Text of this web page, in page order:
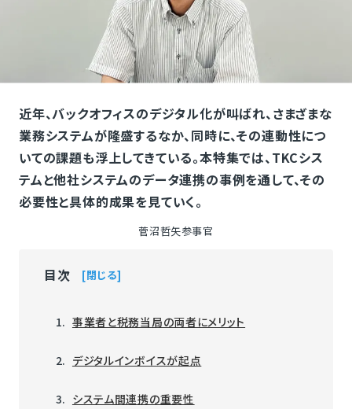
近年、バックオフィスのデジタル化が叫ばれ、さまざまな
業務システムが隆盛するなか、同時に、その連動性につ
いての課題も浮上してきている。本特集では、TKCシス
テムと他社システムのデータ連携の事例を通して、その
必要性と具体的成果を見ていく。
菅沼哲矢参事官
目次 閉じる
事業者と税務当局の両者にメリット
デジタルインボイスが起点
システム間連携の重要性